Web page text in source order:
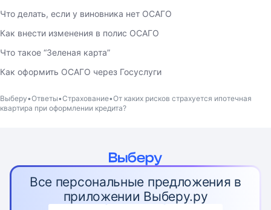
Что делать, если у виновника нет ОСАГО
Как внести изменения в полис ОСАГО
Что такое “Зеленая карта”
Как оформить ОСАГО через Госуслуги
Выберу Ответы Страхование От каких рисков страхуется ипотечная
квартира при оформлении кредита?
Все персональные предложения в
приложении Выберу.ру